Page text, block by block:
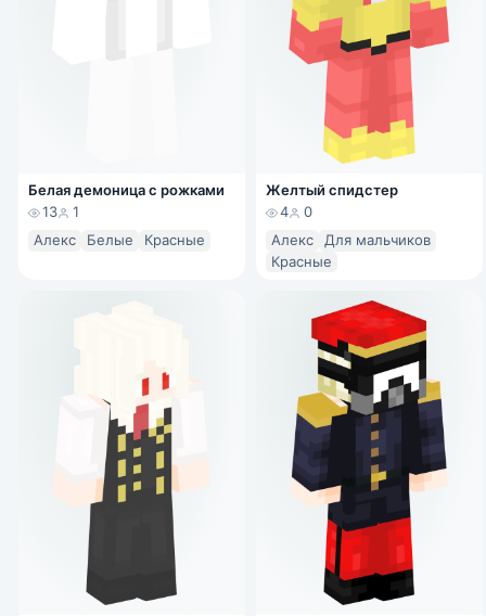
Белая демоница с рожками
13
1
Алекс
Белые Красные
Желтый спидстер
4
0
Алекс
Для мальчиков
Красные